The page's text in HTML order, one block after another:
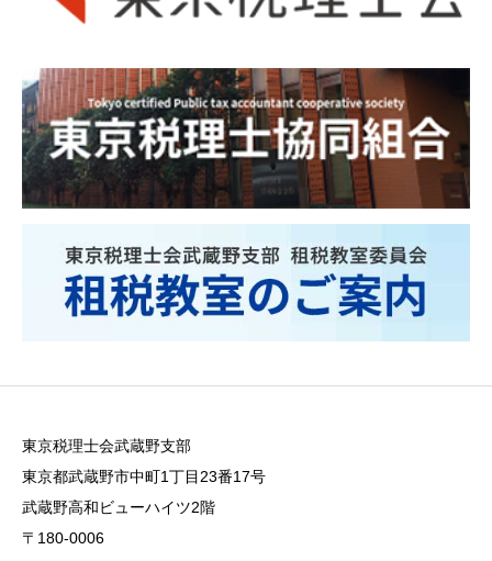
東京税理士会武蔵野支部
東京都武蔵野市中町1丁目23番17号
武蔵野高和ビューハイツ2階
〒180-0006